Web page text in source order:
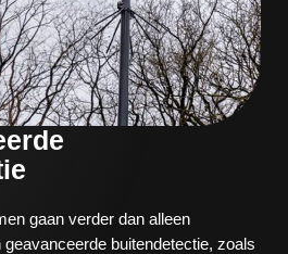
gaan verder dan alleen
geavanceerde buitendetectie, zoals